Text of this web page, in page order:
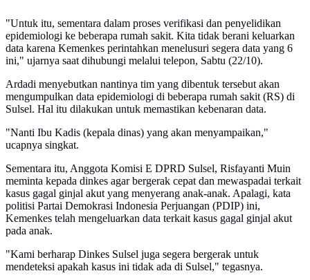
"Untuk itu, sementara dalam proses verifikasi dan penyelidikan
epidemiologi ke beberapa rumah sakit. Kita tidak berani keluarkan
data karena Kemenkes perintahkan menelusuri segera data yang 6
ini," ujarnya saat dihubungi melalui telepon, Sabtu (22/10).
Ardadi menyebutkan nantinya tim yang dibentuk tersebut akan
mengumpulkan data epidemiologi di beberapa rumah sakit (RS) di
Sulsel. Hal itu dilakukan untuk memastikan kebenaran data.
"Nanti Ibu Kadis (kepala dinas) yang akan menyampaikan,"
ucapnya singkat.
Sementara itu, Anggota Komisi E DPRD Sulsel, Risfayanti Muin
meminta kepada dinkes agar bergerak cepat dan mewaspadai terkait
kasus gagal ginjal akut yang menyerang anak-anak. Apalagi, kata
politisi Partai Demokrasi Indonesia Perjuangan (PDIP) ini,
Kemenkes telah mengeluarkan data terkait kasus gagal ginjal akut
pada anak.
"Kami berharap Dinkes Sulsel juga segera bergerak untuk
mendeteksi apakah kasus ini tidak ada di Sulsel," tegasnya.